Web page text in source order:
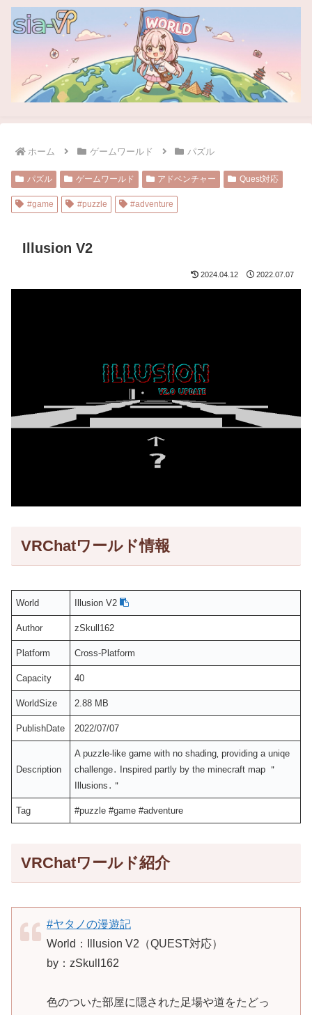
ホーム ゲームワールド パズル
パズル ゲームワールド アドベンチャー Quest対応
#game #puzzle #adventure
Illusion V2
2024.04.12 2022.07.07
VRChatワールド情報
World Illusion V2
Author zSkull162
Platform Cross-Platform
Capacity 40
WorldSize 2.88 MB
PublishDate 2022/07/07
Description
A puzzle-like game with no shading‚ providing a uniqe
challenge․ Inspired partly by the minecraft map ＂
Illusions․＂
Tag #puzzle #game #adventure
VRChatワールド紹介
#ヤタノの漫遊記
World：Illusion V2（QUEST対応）
by：zSkull162
色のついた部屋に隠された足場や道をたどっ